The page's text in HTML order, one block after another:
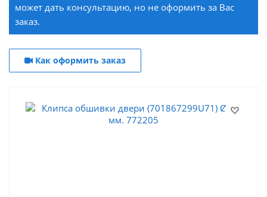
может дать консультацию, но не оформить за Вас
заказ.
Как оформить заказ